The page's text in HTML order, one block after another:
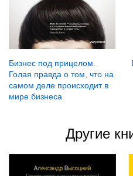
Бизнес под прицелом.
Голая правда о том, что на
самом деле происходит в
мире бизнеса
Другие